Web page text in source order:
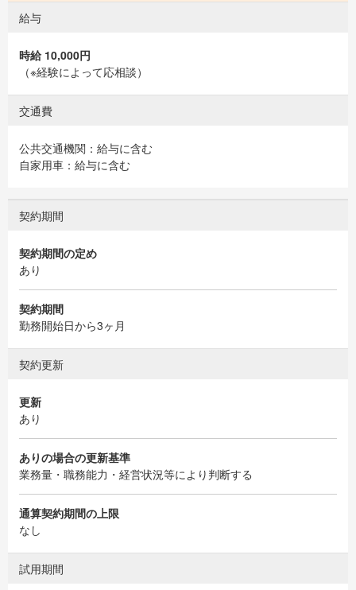
給与
時給 10,000円
（※経験によって応相談）
交通費
公共交通機関：給与に含む
自家用車：給与に含む
契約期間
契約期間の定め
あり
契約期間
勤務開始日から3ヶ月
契約更新
更新
あり
ありの場合の更新基準
業務量・職務能力・経営状況等により判断する
通算契約期間の上限
なし
試用期間